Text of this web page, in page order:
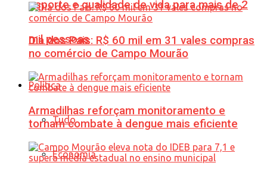
esporte e qualidade de vida para mais de 2
mil pessoas
Política
Tudo
Economia
Dia dos Pais: R$ 60 mil em 31 vales compras
no comércio de Campo Mourão
Armadilhas reforçam monitoramento e
tornam combate à dengue mais eficiente